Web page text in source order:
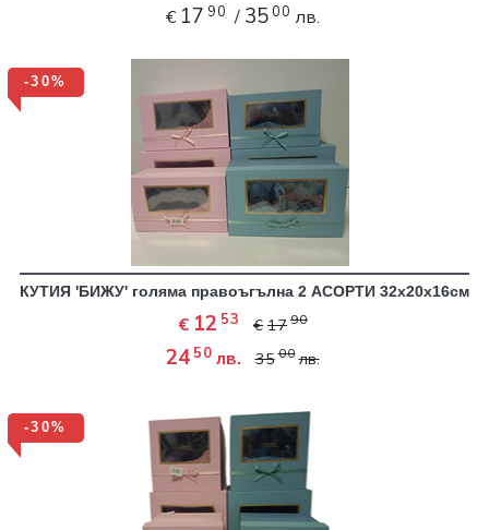
€ 17 90 / 35 00 лв.
-30%
КУТИЯ 'БИЖУ' голяма правоъгълна 2 АСОРТИ 32х20х16см
€ 12 53 € 17 90
24 50 лв. 35 00 лв.
-30%